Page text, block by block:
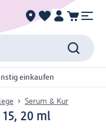
einkaufen
Serum & Kur
20 ml